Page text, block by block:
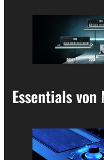
Essentials von